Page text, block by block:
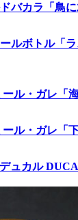
バカラ「鳥に
ルボトル「
ール・ガレ「
ール・ガレ「
ュカル